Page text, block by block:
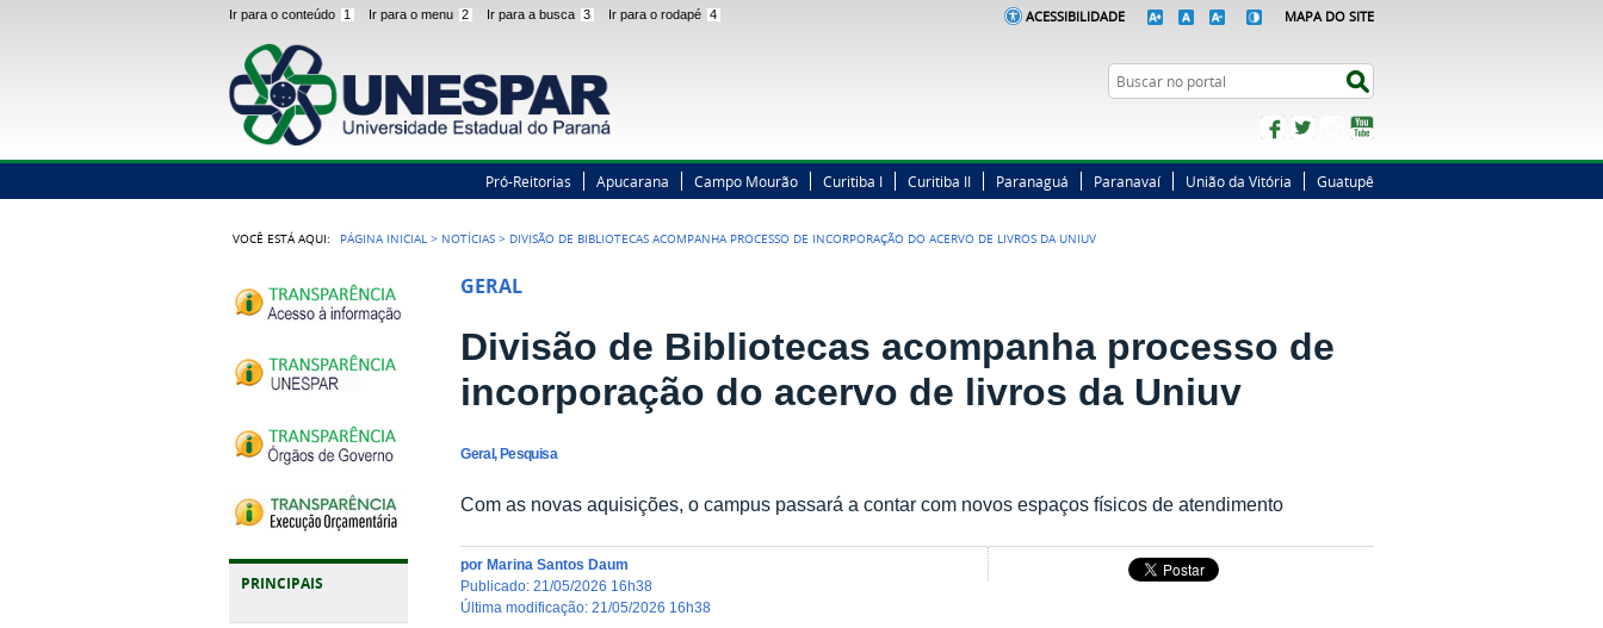
Ir para o conteúdo 1 Ir para o menu 2 Ir para a busca 3 Ir para o rodapé 4 ACESSIBILIDADE MAPA DO SITE
Busca
FacebookTwitterInstagram
Pró-Reitorias Apucarana Campo Mourão Curitiba I Curitiba II Paranaguá Paranavaí União da Vitória Guatupê
VOCÊ ESTÁ AQUI: PÁGINA INICIAL > NOTÍCIAS > DIVISÃO DE BIBLIOTECAS ACOMPANHA PROCESSO DE INCORPORAÇÃO DO ACERVO DE LIVROS DA UNIUV
PRINCIPAIS
GERAL
Divisão de Bibliotecas acompanha processo de
incorporação do acervo de livros da Uniuv
Geral, Pesquisa
Com as novas aquisições, o campus passará a contar com novos espaços físicos de atendimento
por Marina Santos Daum
publicado:21/05/2026 16h38
última modificação:21/05/2026 16h38